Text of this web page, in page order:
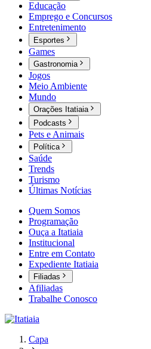
Educação
Emprego e Concursos
Entretenimento
Esportes
Games
Gastronomia
Jogos
Meio Ambiente
Mundo
Orações Itatiaia
Podcasts
Pets e Animais
Política
Saúde
Trends
Turismo
Últimas Notícias
Quem Somos
Programação
Ouça a Itatiaia
Institucional
Entre em Contato
Expediente Itatiaia
Filiadas
Afiliadas
Trabalhe Conosco
Capa